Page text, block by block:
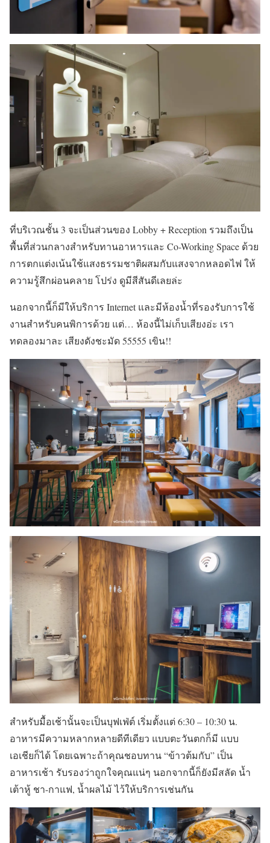
ที่บริเวณชั้น 3 จะเป็นส่วนของ Lobby + Reception รวมถึงเป็น
พื้นที่ส่วนกลางสำหรับทานอาหารและ Co-Working Space ด้วย
การตกแต่งเน้นใช้แสงธรรมชาติผสมกับแสงจากหลอดไฟ ให้
ความรู้สึกผ่อนคลาย โปร่ง ดูมีสีสันดีเลยล่ะ
นอกจากนี้ก็มีให้บริการ Internet และมีห้องน้ำที่รองรับการใช้
งานสำหรับคนพิการด้วย แต่… ห้องนี้ไม่เก็บเสียงอ่ะ เรา
ทดลองมาละ เสียงดังชะมัด 55555 เขิน!!
สำหรับมื้อเช้านั้นจะเป็นบุฟเฟ่ต์ เริ่มตั้งแต่ 6:30 – 10:30 น.
อาหารมีความหลากหลายดีทีเดียว แบบตะวันตกก็มี แบบ
เอเชียก็ได้ โดยเฉพาะถ้าคุณชอบทาน “ข้าวต้มกับ” เป็น
อาหารเช้า รับรองว่าถูกใจคุณแน่ๆ นอกจากนี้ก็ยังมีสลัด น้ำ
เต้าหู้ ชา-กาแฟ, น้ำผลไม้ ไว้ให้บริการเช่นกัน